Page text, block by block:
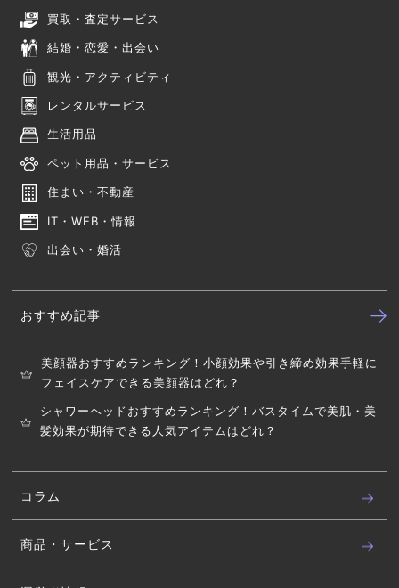
買取・査定サービス
結婚・恋愛・出会い
観光・アクティビティ
レンタルサービス
生活用品
ペット用品・サービス
住まい・不動産
IT・WEB・情報
出会い・婚活
おすすめ記事
美顔器おすすめランキング！小顔効果や引き締め効果手軽に
フェイスケアできる美顔器はどれ？
シャワーヘッドおすすめランキング！バスタイムで美肌・美
髪効果が期待できる人気アイテムはどれ？
コラム
商品・サービス